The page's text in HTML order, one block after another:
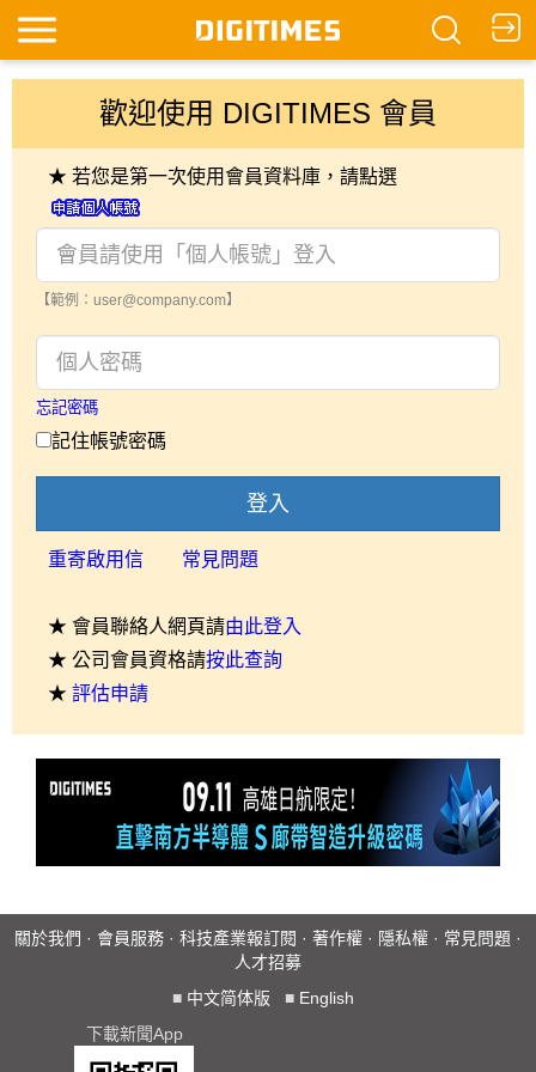
歡迎使用 DIGITIMES 會員
★ 若您是第一次使用會員資料庫，請點選
【範例：user@company.com】
忘記密碼
記住帳號密碼
登入
重寄啟用信 常見問題
★ 會員聯絡人網頁請由此登入
★ 公司會員資格請按此查詢
★ 評估申請
關於我們 · 會員服務 · 科技產業報訂閱 · 著作權 · 隱私權 · 常見問題 ·
人才招募
■ 中文简体版 ■ English
下載新聞App